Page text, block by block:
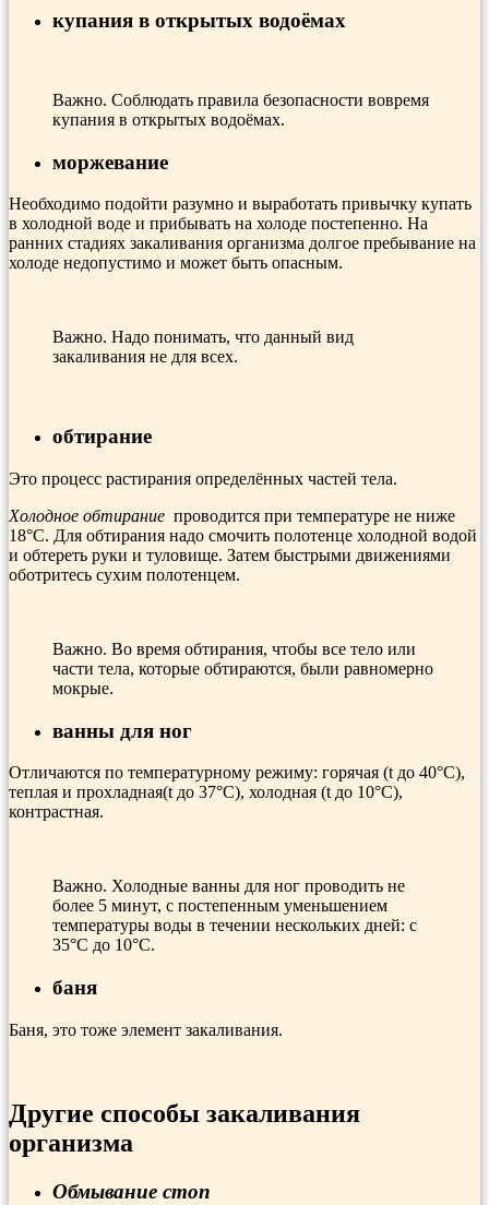
купания в открытых водоёмах
Важно. Соблюдать правила безопасности вовремя
купания в открытых водоёмах.
моржевание
Необходимо подойти разумно и выработать привычку купать
в холодной воде и прибывать на холоде постепенно. На
ранних стадиях закаливания организма долгое пребывание на
холоде недопустимо и может быть опасным.
Важно. Надо понимать, что данный вид
закаливания не для всех.
обтирание
Это процесс растирания определённых частей тела.
Холодное обтирание проводится при температуре не ниже
18°С. Для обтирания надо смочить полотенце холодной водой
и обтереть руки и туловище. Затем быстрыми движениями
обо­тритесь сухим полотенцем.
Важно. Во время обтирания, чтобы все тело или
части тела, которые обтираются, были равномерно
мокрые.
ванны для ног
Отличаются по температурному режиму: горячая (t до 40°C),
теплая и прохладная(t до 37°C), холодная (t до 10°C),
контрастная.
Важно. Холодные ванны для ног проводить не
более 5 минут, с постепенным уменьшением
температуры воды в течении нескольких дней: с
35°C до 10°C.
баня
Баня, это тоже элемент закаливания.
Другие способы закаливания
организма
Обмывание стоп